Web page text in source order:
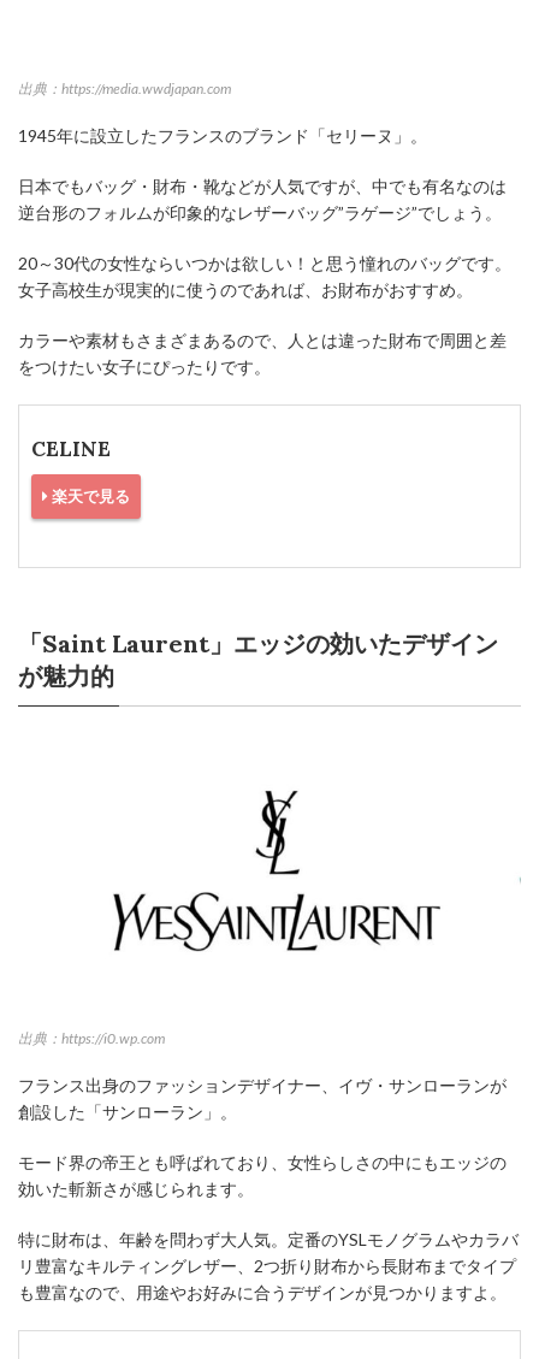
出典：https://media.wwdjapan.com
1945年に設立したフランスのブランド「セリーヌ」。
日本でもバッグ・財布・靴などが人気ですが、中でも有名なのは
逆台形のフォルムが印象的なレザーバッグ”ラゲージ”でしょう。
20～30代の女性ならいつかは欲しい！と思う憧れのバッグです。
女子高校生が現実的に使うのであれば、お財布がおすすめ。
カラーや素材もさまざまあるので、人とは違った財布で周囲と差
をつけたい女子にぴったりです。
CELINE
楽天で見る
「Saint Laurent」エッジの効いたデザイン
が魅力的
出典：https://i0.wp.com
フランス出身のファッションデザイナー、イヴ・サンローランが
創設した「サンローラン」。
モード界の帝王とも呼ばれており、女性らしさの中にもエッジの
効いた斬新さが感じられます。
特に財布は、年齢を問わず大人気。定番のYSLモノグラムやカラバ
リ豊富なキルティングレザー、2つ折り財布から長財布までタイプ
も豊富なので、用途やお好みに合うデザインが見つかりますよ。